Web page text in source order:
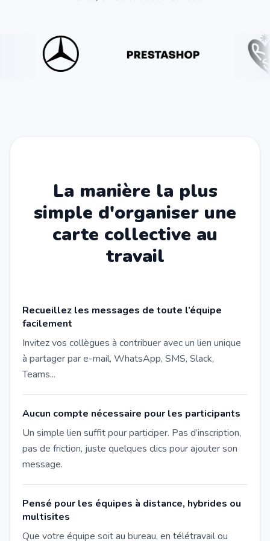
La manière la plus
simple d'organiser une
carte collective au
travail
Recueillez les messages de toute l’équipe
facilement
Invitez vos collègues à contribuer avec un lien unique
à partager par e-mail, WhatsApp, SMS, Slack,
Teams...
Aucun compte nécessaire pour les participants
Un simple lien suffit pour participer. Pas d’inscription,
pas de friction, juste quelques clics pour ajouter son
message.
Pensé pour les équipes à distance, hybrides ou
multisites
Que votre équipe soit au bureau, en télétravail ou